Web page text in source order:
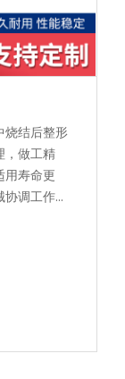
烧结后整形
，做工精
用寿命更
调工作，